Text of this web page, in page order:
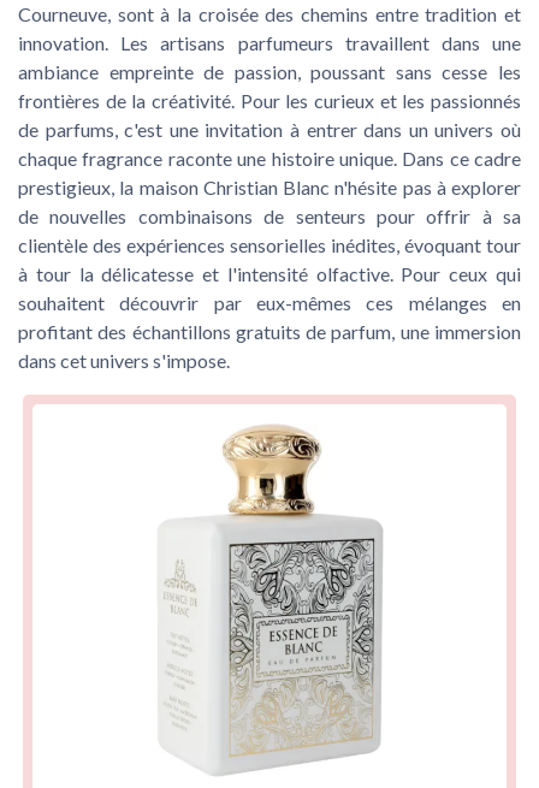
Courneuve, sont à la croisée des chemins entre tradition et
innovation. Les artisans parfumeurs travaillent dans une
ambiance empreinte de passion, poussant sans cesse les
frontières de la créativité. Pour les curieux et les passionnés
de parfums, c'est une invitation à entrer dans un univers où
chaque fragrance raconte une histoire unique. Dans ce cadre
prestigieux, la maison Christian Blanc n'hésite pas à explorer
de nouvelles combinaisons de senteurs pour offrir à sa
clientèle des expériences sensorielles inédites, évoquant tour
à tour la délicatesse et l'intensité olfactive. Pour ceux qui
souhaitent découvrir par eux-mêmes ces mélanges en
profitant des échantillons gratuits de parfum, une immersion
dans cet univers s'impose.